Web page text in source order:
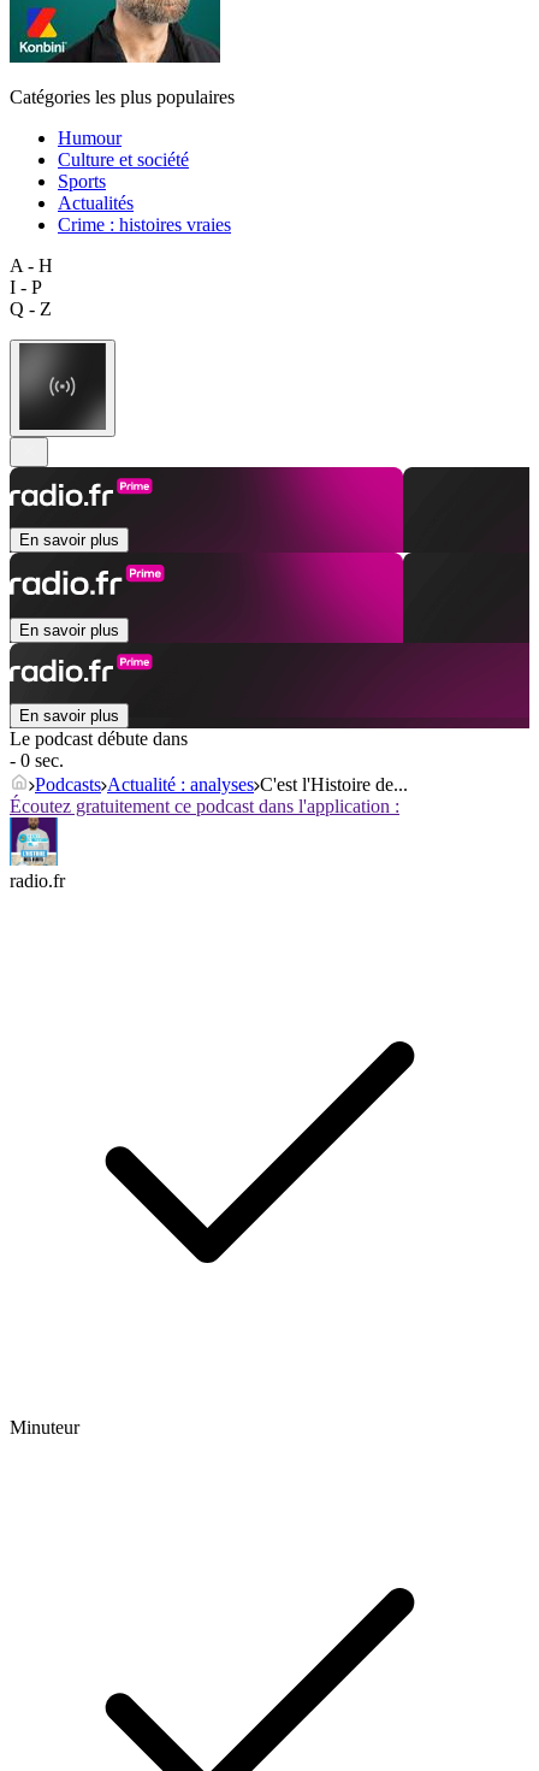
Catégories les plus populaires
Humour
Culture et société
Sports
Actualités
Crime : histoires vraies
A - H
I - P
Q - Z
En savoir plus
En savoir plus
En savoir plus
Le podcast débute dans
- 0 sec.
Podcasts Actualité : analyses C'est l'Histoire de...
Écoutez gratuitement ce podcast dans l'application :
radio.fr
Minuteur